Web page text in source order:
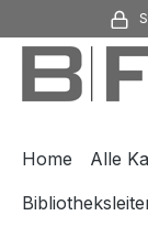
Hauptinhalt
Zur Suche
Zur
Home Alle